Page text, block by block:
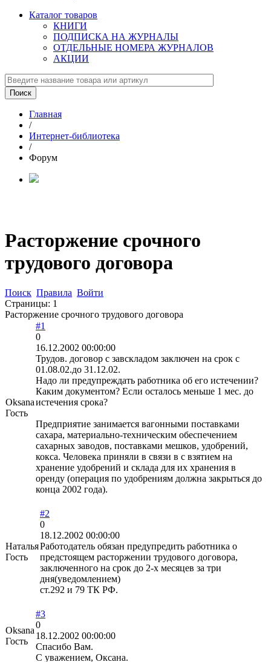
Каталог товаров
КНИГИ
ПОДПИСКА НА ЖУРНАЛЫ
ОТДЕЛЬНЫЕ НОМЕРА ЖУРНАЛОВ
АКЦИИ
Главная
/
Интернет-библиотека
/
Форум
Расторжение срочного
трудового договора
Поиск Правила Войти
Страницы: 1
Расторжение срочного трудового договора
Oksana
Гость
#1
0
16.12.2002 00:00:00
Трудов. договор с завскладом заключен на срок с
01.08.02.до 31.12.02.
Надо ли предупреждать работника об его истечении?
Каким документом? Если осталось меньше 1 мес. до
истечения срока?
Предприятие занимается вагонными поставками
сахара, материально-техническим обеспечением
сахарных заводов, поставками мешков, удобрений,
кокса. Человека приняли в связи в с взятием на
хранение удобрений и склада для их хранения в
оренду (операция по удобрениям должна закрыться до
конца 2002 года).
Наталья
Гость
#2
0
18.12.2002 00:00:00
Работодатель обязан предупредить работника о
предстоящем расторжении трудового договора,
заключенного на срок до 2-х месяцев за три
дня(уведомлением)
ст.292 и 79 ТК РФ.
Oksana
Гость
#3
0
18.12.2002 00:00:00
Спасибо Вам.
С уважением, Оксана.